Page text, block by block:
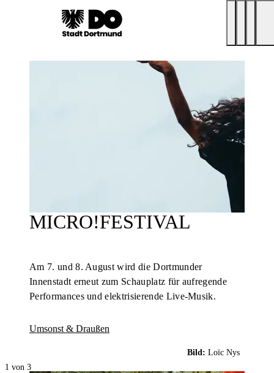
MICRO!FESTIVAL
Am 7. und 8. August wird die Dortmunder
Innenstadt erneut zum Schauplatz für aufregende
Performances und elektrisierende Live-Musik.
Umsonst & Draußen
Bild: Loïc Nys
1 von 3